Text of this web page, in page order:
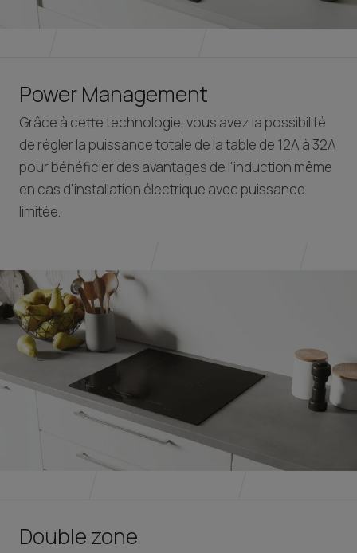
Power Management
Grâce à cette technologie, vous avez la possibilité
de régler la puissance totale de la table de 12A à 32A
pour bénéficier des avantages de l'induction même
en cas d'installation électrique avec puissance
limitée.
Double zone